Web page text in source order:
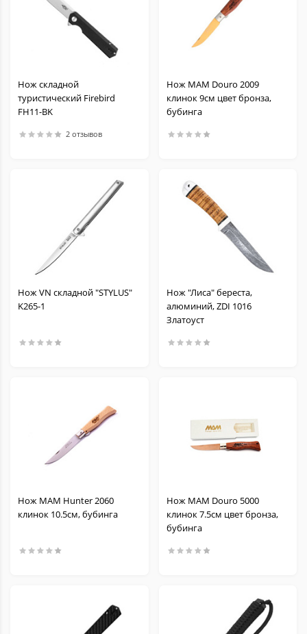
Нож складной
туристический Firebird
FH11-BK
2 отзывов
Нож MAM Douro 2009
клинок 9см цвет бронза,
бубинга
Нож VN складной "STYLUS"
K265-1
Нож "Лиса" береста,
алюминий, ZDI 1016
Златоуст
Нож MAM Hunter 2060
клинок 10.5см, бубинга
Нож MAM Douro 5000
клинок 7.5см цвет бронза,
бубинга